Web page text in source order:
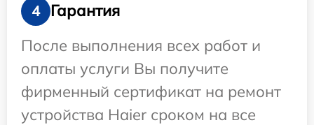
4
Гарантия
После выполнения всех работ и
оплаты услуги Вы получите
фирменный сертификат на ремонт
устройства Haier сроком на все